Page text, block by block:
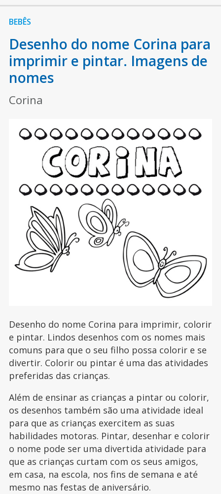
BEBÊS
Desenho do nome Corina para
imprimir e pintar. Imagens de
nomes
Corina
Desenho do nome Corina para imprimir, colorir
e pintar. Lindos desenhos com os nomes mais
comuns para que o seu filho possa colorir e se
divertir. Colorir ou pintar é uma das atividades
preferidas das crianças.
Além de ensinar as crianças a pintar ou colorir,
os desenhos também são uma atividade ideal
para que as crianças exercitem as suas
habilidades motoras. Pintar, desenhar e colorir
o nome pode ser uma divertida atividade para
que as crianças curtam com os seus amigos,
em casa, na escola, nos fins de semana e até
mesmo nas festas de aniversário.